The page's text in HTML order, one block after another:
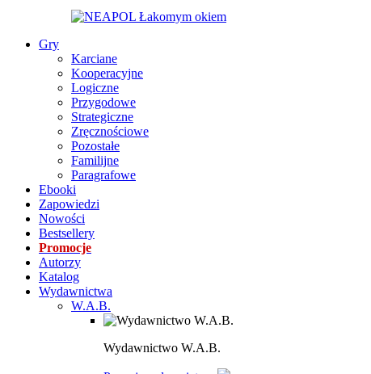
Gry
Karciane
Kooperacyjne
Logiczne
Przygodowe
Strategiczne
Zręcznościowe
Pozostałe
Familijne
Paragrafowe
Ebooki
Zapowiedzi
Nowości
Bestsellery
Promocje
Autorzy
Katalog
Wydawnictwa
W.A.B.
Wydawnictwo W.A.B.